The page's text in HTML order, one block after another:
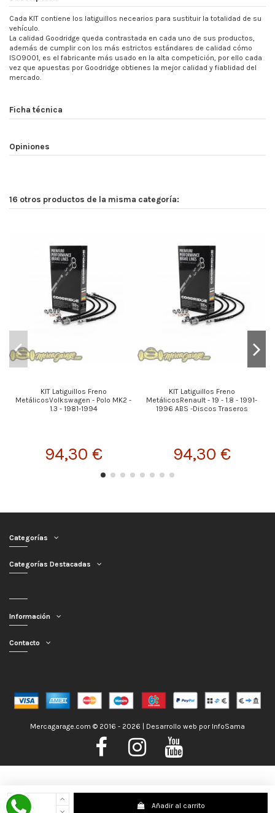
Nos encontramos de Vacaciones, no obstante los pedidos hechos se
despacharán con normalidad; usted puede hacer su pedido y le será enviado en
Añadir al carrito
Cada KIT contiene los latiguillos necearios para sustituir la totalidad de su
vehículo.
La calidad Goodridge queda contrastada en cada uno de sus productos,
además de cumplir con los más estrictos estándares de calidad cómo
ISO9001, es el fabricante más usado en la alta competición, por ello cada
vez que apuestas por Goodridge obtienes la mejor calidad y fiablidad del
mercado.
Ficha técnica
Opiniones
16 otros productos de la misma categoría:
KIT Latiguillos Freno
MetálicosVolkswagen - Polo MK2 -
1.3 - 1981-1994
94,30 €
KIT Latiguillos Freno
MetálicosRenault - 19 - 1.8 - 1991-
1996 ABS -Discos Traseros
94,30 €
Categorías
Categorías Destacadas
Información
Contacto
Mercagarage.com © 2016 - 2026 | Desarrollo web por InfoSama